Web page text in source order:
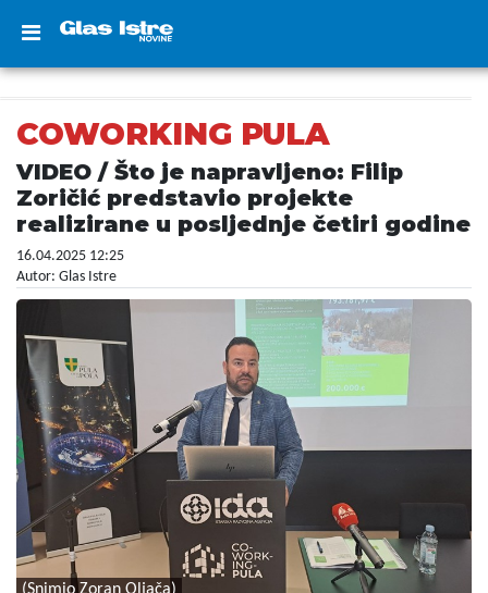
COWORKING PULA
VIDEO / Što je napravljeno: Filip
Zoričić predstavio projekte
realizirane u posljednje četiri godine
16.04.2025 12:25
Autor: Glas Istre